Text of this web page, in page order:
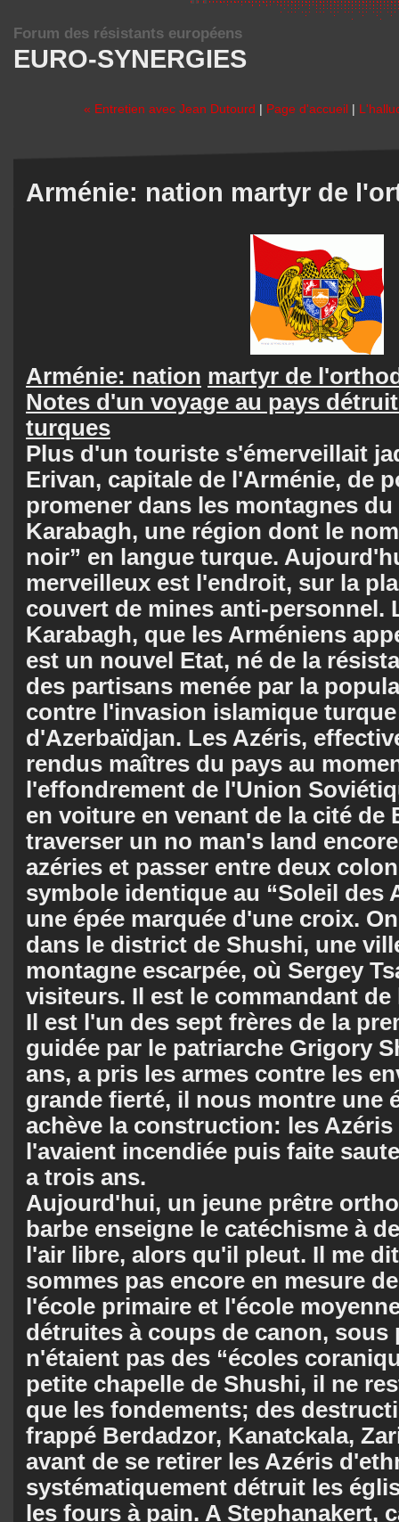
EURO-SYNERGIES
Forum des résistants européens
« Entretien avec Jean Dutourd | Page d'accueil |
Arménie: nation martyr de
Arménie: nation martyr de
Notes d'un voyage au pays
turques
Plus d'un touriste s'émerveillait
Erivan, capitale de l'Arménie, de
promener dans les montagnes
Karabagh, une région dont le
noir” en langue turque.
merveilleux est l'endroit, sur la
couvert de mines anti-personnel.
Karabagh, que les Arméniens
est un nouvel Etat, né de la
des partisans menée par la
contre l'invasion islamique
d'Azerbaïdjan. Les Azéris,
rendus maîtres du pays au
l'effondrement de l'Union
en voiture en venant de la cité de
traverser un no man's land
azéries et passer entre deux
symbole identique au “Soleil des
une épée marquée d'une croix.
dans le district de Shushi, une
montagne escarpée, où Sergey
visiteurs. Il est le commandant de
Il est l'un des sept frères de la
guidée par le patriarche Grigory
ans, a pris les armes contre les
grande fierté, il nous montre une
achève la construction: les
l'avaient incendiée puis faite
a trois ans.
Aujourd'hui, un jeune prêtre
barbe enseigne le catéchisme à
l'air libre, alors qu'il pleut. Il me
sommes pas encore en mesure
l'école primaire et l'école
détruites à coups de canon, sous
n'étaient pas des “écoles
petite chapelle de Shushi, il ne
que les fondements; des
frappé Berdadzor, Kanatckala,
avant de se retirer les Azéris
systématiquement détruit les
les fours à pain. A Stepha­nakert,